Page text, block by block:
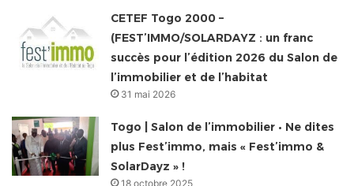
CETEF Togo 2000 –
(FEST’IMMO/SOLARDAYZ : un franc
succès pour l’édition 2026 du Salon de
l’immobilier et de l’habitat
31 mai 2026
Togo | Salon de l’immobilier • Ne dites
plus Fest’immo, mais « Fest’immo &
SolarDayz » !
18 octobre 2025